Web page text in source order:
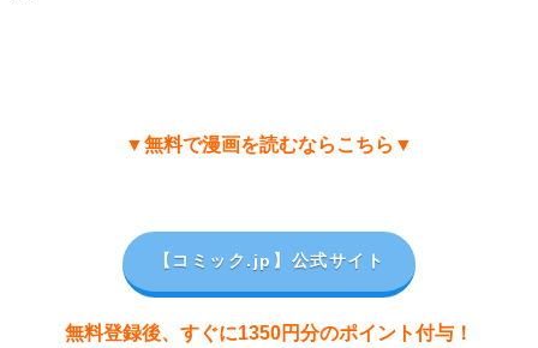
▼無料で漫画を読むならこちら▼
【コミック.jp 】公式サイト
無料登録後、すぐに1350円分のポイント付与！